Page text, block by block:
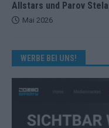
Allstars und Parov
Mai 2026
WERBE BEI UNS!